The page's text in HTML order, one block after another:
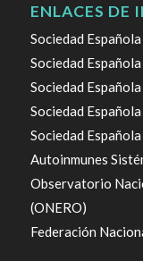
ENLACES DE
Sociedad
Sociedad
Sociedad
Sociedad
Sociedad
Autoinmunes
Observatorio
(ONERO)
Federación